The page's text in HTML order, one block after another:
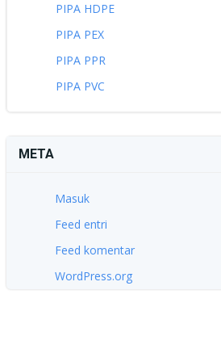
PIPA HDPE
PIPA PEX
PIPA PPR
PIPA PVC
META
Masuk
Feed entri
Feed komentar
WordPress.org